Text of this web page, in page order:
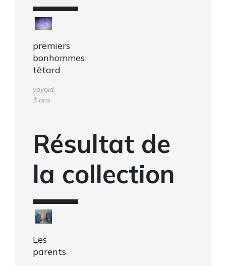
premiers
bonhommes
têtard
yoyoid,
3 ans
Résultat de
la collection
Les
parents